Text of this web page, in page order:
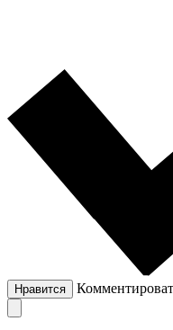
Нравится